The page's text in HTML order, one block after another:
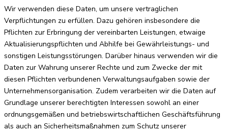
Wir verwenden diese Daten, um unsere vertraglichen
Verpflichtungen zu erfüllen. Dazu gehören insbesondere die
Pflichten zur Erbringung der vereinbarten Leistungen, etwaige
Aktualisierungspflichten und Abhilfe bei Gewährleistungs- und
sonstigen Leistungsstörungen. Darüber hinaus verwenden wir die
Daten zur Wahrung unserer Rechte und zum Zwecke der mit
diesen Pflichten verbundenen Verwaltungsaufgaben sowie der
Unternehmensorganisation. Zudem verarbeiten wir die Daten auf
Grundlage unserer berechtigten Interessen sowohl an einer
ordnungsgemäßen und betriebswirtschaftlichen Geschäftsführung
als auch an Sicherheitsmaßnahmen zum Schutz unserer